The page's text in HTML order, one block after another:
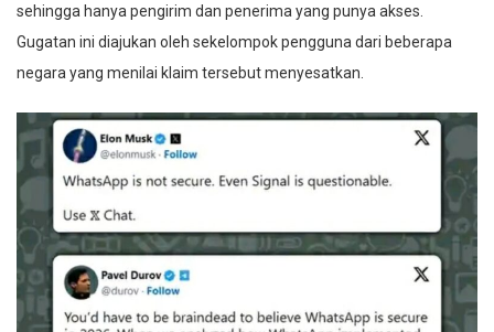
sehingga hanya pengirim dan penerima yang punya akses.
Gugatan ini diajukan oleh sekelompok pengguna dari beberapa
negara yang menilai klaim tersebut menyesatkan.